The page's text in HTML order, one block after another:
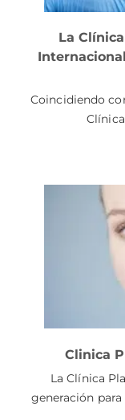
La
Coincidiendo
Clinica
La Clínica
generación